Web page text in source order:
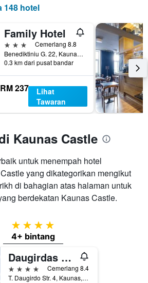
148 hotel
Family Hotel
3 bintangCemerlang 8.8
Benediktiniu G. 22, Kaunas, Lithuania
0.3 km dari pusat bandar
RM 237
Lihat
Tawaran
Kaunas Castle
untuk menempah hotel
yang dikategorikan mengikut
di bahagian atas halaman untuk
berdekatan Kaunas Castle.
4 bintang
4+ bintang
Daugirdas Hotel
4 bintang
Cemerlang 8.4
T. Daugirdo Str. 4, Kaunas, Lithuania